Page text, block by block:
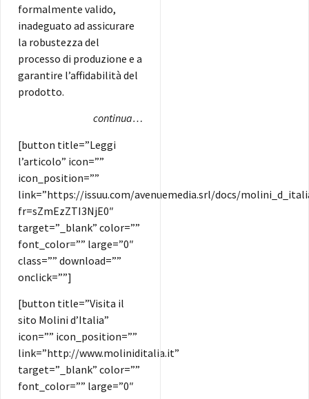
formalmente valido,
inadeguato ad assicurare
la robustezza del
processo di produzione e a
garantire l’affidabilità del
prodotto.
continua…
[button title=”Leggi
l’articolo” icon=””
icon_position=””
link=”https://issuu.com/avenuemedia.srl/docs/
fr=sZmEzZTI3NjE0″
target=”_blank” color=””
font_color=”” large=”0″
class=”” download=””
onclick=””]
[button title=”Visita il
sito Molini d’Italia”
icon=”” icon_position=””
link=”http://www.moliniditalia.it”
target=”_blank” color=””
font_color=”” large=”0″